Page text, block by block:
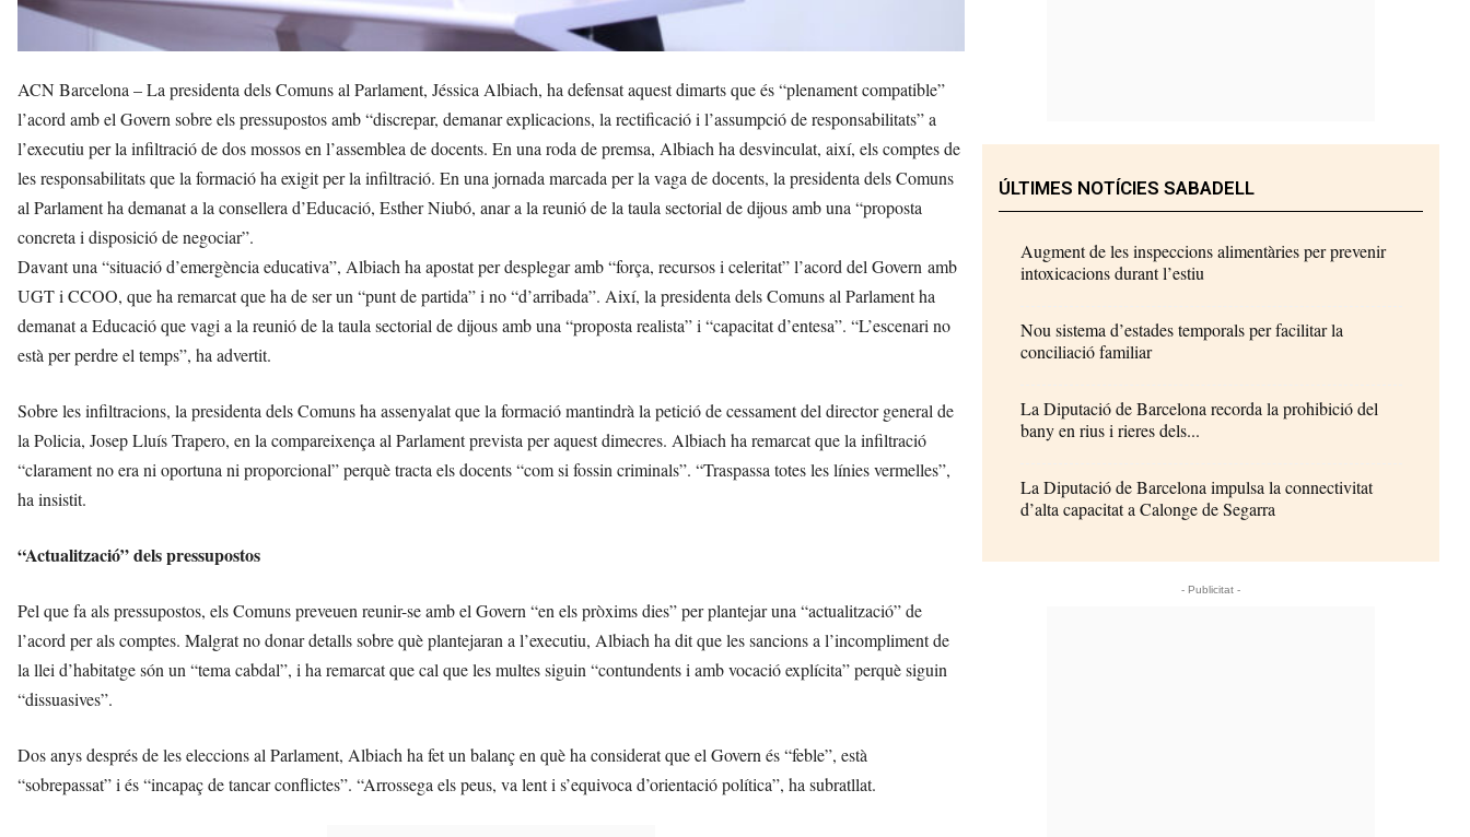
ACN Barcelona – La presidenta dels Comuns al Parlament, Jéssica Albiach, ha defensat aquest dimarts que és “plenament compatible”
l’acord amb el Govern sobre els pressupostos amb “discrepar, demanar explicacions, la rectificació i l’assumpció de responsabilitats” a
l’executiu per la infiltració de dos mossos en l’assemblea de docents. En una roda de premsa, Albiach ha desvinculat, així, els comptes de
les responsabilitats que la formació ha exigit per la infiltració. En una jornada marcada per la vaga de docents, la presidenta dels Comuns
al Parlament ha demanat a la consellera d’Educació, Esther Niubó, anar a la reunió de la taula sectorial de dijous amb una “proposta
concreta i disposició de negociar”.
Davant una “situació d’emergència educativa”, Albiach ha apostat per desplegar amb “força, recursos i celeritat” l’acord del Govern amb
UGT i CCOO, que ha remarcat que ha de ser un “punt de partida” i no “d’arribada”. Així, la presidenta dels Comuns al Parlament ha
demanat a Educació que vagi a la reunió de la taula sectorial de dijous amb una “proposta realista” i “capacitat d’entesa”. “L’escenari no
està per perdre el temps”, ha advertit.
Sobre les infiltracions, la presidenta dels Comuns ha assenyalat que la formació mantindrà la petició de cessament del director general de
la Policia, Josep Lluís Trapero, en la compareixença al Parlament prevista per aquest dimecres. Albiach ha remarcat que la infiltració
“clarament no era ni oportuna ni proporcional” perquè tracta els docents “com si fossin criminals”. “Traspassa totes les línies vermelles”,
ha insistit.
“Actualització” dels pressupostos
Pel que fa als pressupostos, els Comuns preveuen reunir-se amb el Govern “en els pròxims dies” per plantejar una “actualització” de
l’acord per als comptes. Malgrat no donar detalls sobre què plantejaran a l’executiu, Albiach ha dit que les sancions a l’incompliment de
la llei d’habitatge són un “tema cabdal”, i ha remarcat que cal que les multes siguin “contundents i amb vocació explícita” perquè siguin
“dissuasives”.
Dos anys després de les eleccions al Parlament, Albiach ha fet un balanç en què ha considerat que el Govern és “feble”, està
“sobrepassat” i és “incapaç de tancar conflictes”. “Arrossega els peus, va lent i s’equivoca d’orientació política”, ha subratllat.
ÚLTIMES NOTÍCIES SABADELL
Augment de les inspeccions alimentàries per prevenir
intoxicacions durant l’estiu
Nou sistema d’estades temporals per facilitar la
conciliació familiar
La Diputació de Barcelona recorda la prohibició del
bany en rius i rieres dels...
La Diputació de Barcelona impulsa la connectivitat
d’alta capacitat a Calonge de Segarra
- Publicitat -